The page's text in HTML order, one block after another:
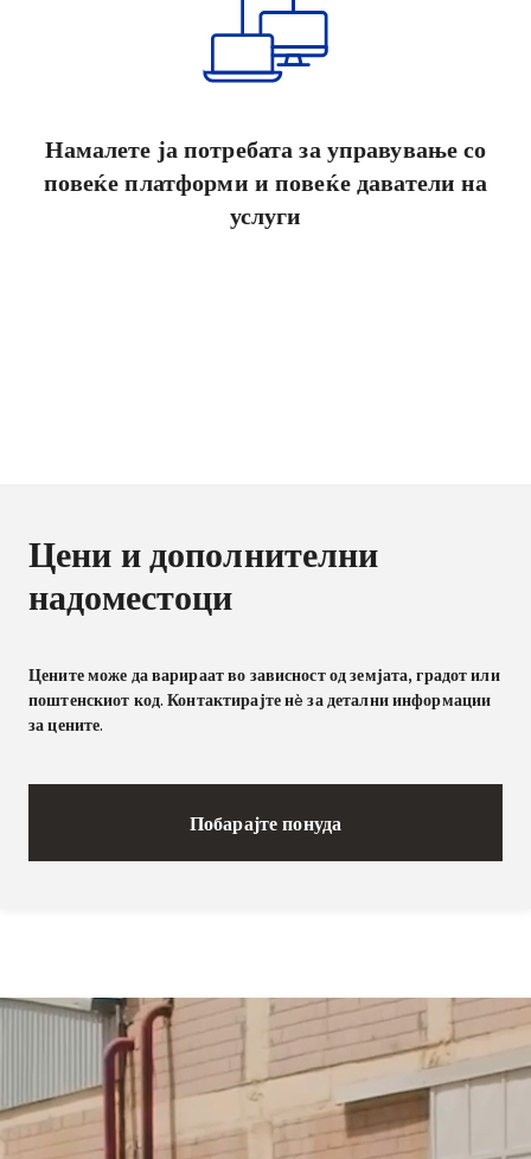
Намалете ја потребата за управување со
повеќе платформи и повеќе даватели на
услуги
Цени и дополнителни
надоместоци
Цените може да варираат во зависност од земјата, градот или
поштенскиот код. Контактирајте нè за детални информации
за цените.
Побарајте понуда